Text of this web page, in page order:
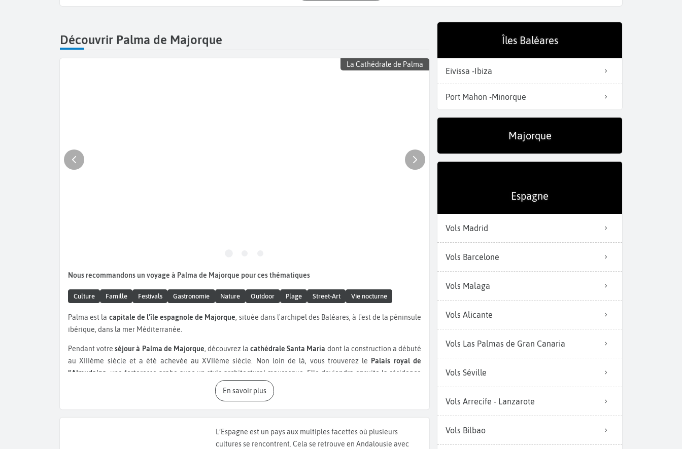
Découvrir Palma de Majorque
La Cathédrale de Palma
Nous recommandons un voyage à Palma de Majorque pour ces thématiques
Culture Famille Festivals Gastronomie Nature Outdoor Plage Street-Art Vie nocturne
Palma est la capitale de l'île espagnole de Majorque, située dans l'archipel des Baléares, à l'est de la péninsule
ibérique, dans la mer Méditerranée.
Pendant votreséjour à Palma de Majorque, découvrez lacathédrale Santa María dont la construction a débuté
au XIIIème siècle et a été achevée au XVIIème siècle. Non loin de là, vous trouverez le Palais royal de
l'Almudaina
, une forteresse arabe avec un style architectural mauresque. Elle deviendra ensuite la résidence
des monarques de l'île. Profitez-en pour découvrir le château de Bellver, situé au sommet de la colline. Datant
du XIVème siècle, il est construit dans un style gothique méditerranéen. Durant votre week-end à Palma de
Majorque, visitez aussi certains musées, comme lemusée-fondation Juan Marchsitué dans un palais datant du
, quant à lui, présente des œuvres d'art et des objets majorquins historiques. Ne ratez pas
fondation Pilar et Joan Miró. Explorez lemarché de l'Olivar , un lieu vivant où vous
En savoir plus
L’Espagne est un pays aux multiples facettes où plusieurs
cultures se rencontrent. Cela se retrouve en Andalousie avec
Îles Baléares
Eivissa -Ibiza
Port Mahon -Minorque
Majorque
Espagne
Vols Madrid
Vols Barcelone
Vols Malaga
Vols Alicante
Vols Las Palmas de Gran Canaria
Vols Séville
Vols Arrecife - Lanzarote
Vols Bilbao